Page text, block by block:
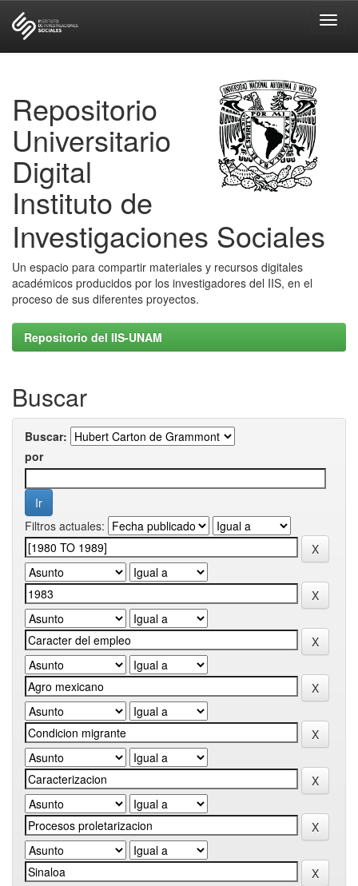
Repositorio
Universitario
Digital
Instituto de
Investigaciones Sociales
Un espacio para compartir materiales y recursos digitales
académicos producidos por los investigadores del IIS, en el
proceso de sus diferentes proyectos.
Repositorio del IIS-UNAM
Buscar
Buscar:
por
Filtros actuales: